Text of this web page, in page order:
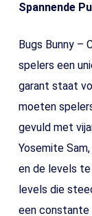
Spannende
Bugs Bunny –
spelers een
garant staat
moeten
gevuld met
Yosemite
en de levels
levels die
een constante